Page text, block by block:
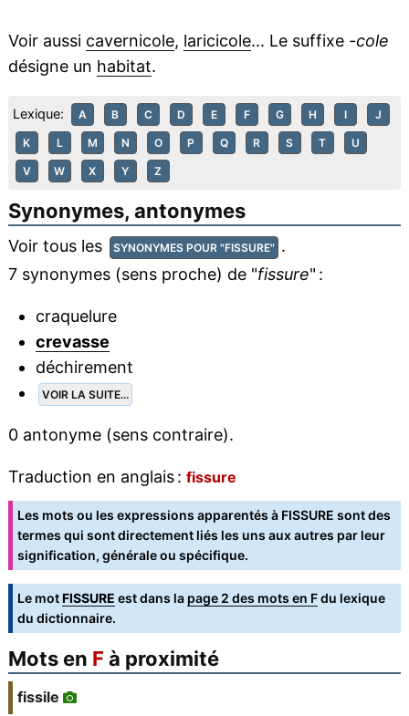
Voir aussi cavernicole, laricicole... Le suffixe -cole
désigne un habitat.
Lexique: A B C D E F G H I J
K L M N O P Q R S T U
V W X Y Z
Synonymes, antonymes
Voir tous les SYNONYMES POUR "FISSURE" .
7 synonymes (sens proche) de "fissure" :
craquelure
crevasse
déchirement
VOIR LA SUITE...
0 antonyme (sens contraire).
Traduction en anglais : fissure
Les mots ou les expressions apparentés à FISSURE sont des
termes qui sont directement liés les uns aux autres par leur
signification, générale ou spécifique.
Le motFISSURE est dans la page 2 des mots en Fdu lexique
du dictionnaire.
Mots en F à proximité
fissile